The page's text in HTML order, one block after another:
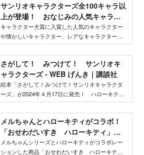
サンリオキャラクターズ全100キャラ以
上が登場！ おなじみの人気キャラか
ら懐かしいあのキャラも！ - WEB げん
き｜講談社
キャラクター大賞に入賞した人気のキャラクター
や懐かしいキャラクター、レアなキャラクターた
日発売。登場キャラクターは全部で100キャラ以
上！ その充実の中身を少しだけご紹介します。
さがして！ みつけて！ サンリオキ
ャラクターズ - WEB げんき｜講談社
絵本「さがして！みつけて！サンリオキャラクタ
ーズ」が2024年４月17日に発売！ ハローキテ
ピカドンなど親世代には懐かしいキャラクターが
勢ぞろいです。子どもと一緒に楽しめる絵本の魅
力や遊び方をご紹介します！
メルちゃんとハローキティがコラボ！
「おせわだいすき ハローキティ」が
登場！ - WEB げんき｜講談社
メルちゃんシリーズとハローキティがコラボレー
ションした商品「おせわだいすき ハローキテ